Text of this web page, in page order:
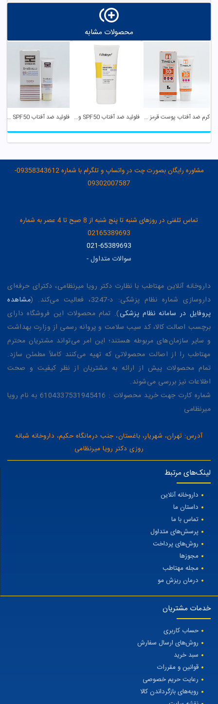
محصولات مشابه
کرم ضد آفتاب پوست قرمز و حساس SPF30 تینولا فلوئید ضد آفتاب SPF50 ویتامین C بژ روشن ویتالیر فلوئید ضد آفتاب SPF50 ساین شیلد بی رنگ ساین اسکین
مشاوره رایگان بصورت چت در واتساپ و تلگرام با شماره 09358343612-
09302007587
تماس تلفنی در روزهای شنبه تا پنج شنبه از 8 صبح تا 4 عصر به شماره
02165389693
021-65389693
سوالات متداول-
داروخانه آنلاین مهتاطب با نظارت دکتر رویا میرنظامی، دکترای حرفه‌ای
داروسازی شماره نظام پزشکی: د-3247، فعالیت می‌کند. (
مشاهده
پروفایل در سامانه نظام پزشکی). تمام محصولات این فروشگاه دارای
برچسب اصالت کالا، کد سیب سلامت و پروانه رسمی از وزارت بهداشت
و سایر سازمان‌های مربوطه هستند؛ این امر می‌تواند مشتریان محترم
مهتاطب را از اصالت محصولاتی که تهیه می‌کنند کاملاً مطمئن سازد.
تمام محصولات پیش از ارائه به مشتریان از نظر کیفیت و صحت
اطلاعات نیز بررسی می‌شوند.
شماره کارت جهت خرید محصولات : 6104337531945416 به نام رویا
میرنظامی
آدرس: تهران، شهریار، باغستان، جنب درمانگاه حکیم، داروخانه شبانه
روزی دکتر رویا میرنظامی
لینک‌های مرتبط
داروخانه آنلاین
داستان ما
تماس با ما
پرسش‌های متداول
روش‌های پرداخت
مجوزها
مجله مهتاطب
درمان ریزش مو
خدمات مشتریان
حساب کاربری
روش‌های ارسال سفارش
سبد خرید
قوانین و مقررات
رعایت حریم خصوصی
رویه‌های بازگرداندن کالا